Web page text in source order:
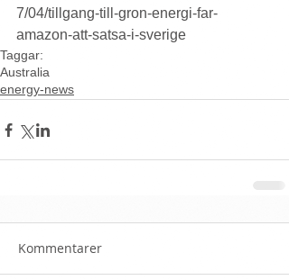
7/04/tillgang-till-gron-energi-far-
amazon-att-satsa-i-sverige
Taggar:
Australia
energy-news
Kommentarer